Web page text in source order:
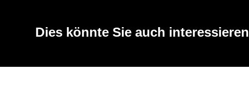
Dies könnte Sie auch interessieren